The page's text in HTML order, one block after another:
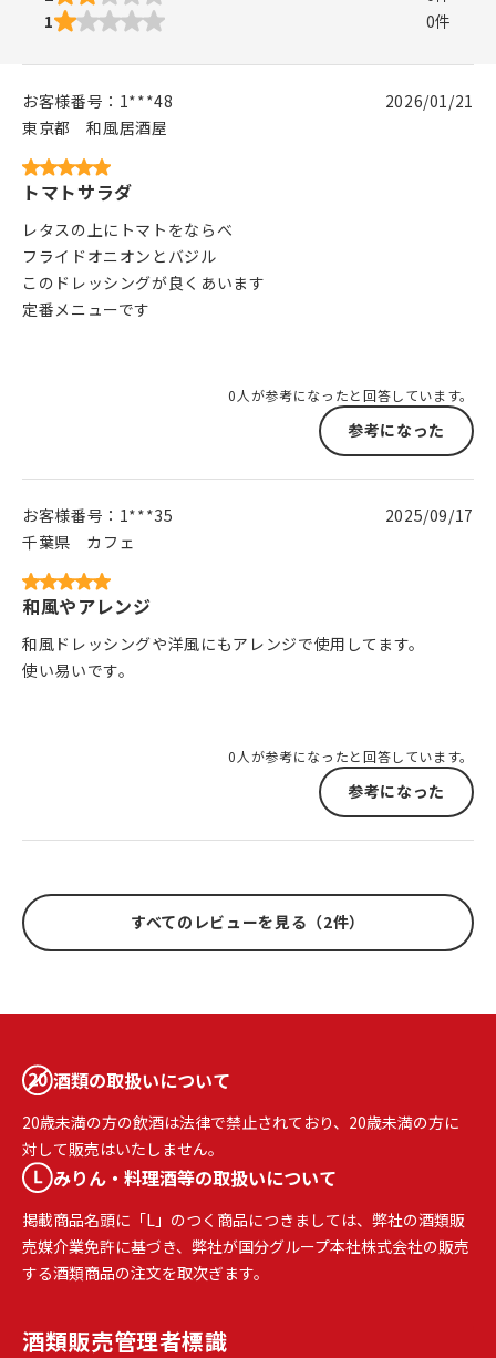
1
0件
お客様番号： 1***48
東京都
和風居酒屋
2026/01/21
トマトサラダ
レタスの上にトマトをならべ
フライドオニオンとバジル
このドレッシングが良くあいます
定番メニューです
0人が参考になったと回答しています。
参考になった
お客様番号： 1***35
千葉県
カフェ
2025/09/17
和風やアレンジ
和風ドレッシングや洋風にもアレンジで使用してます。
使い易いです。
0人が参考になったと回答しています。
参考になった
すべてのレビューを見る（2件）
酒類の取扱いについて
20歳未満の方の飲酒は法律で禁止されており、20歳未満の方に
対して販売はいたしません。
みりん・料理酒等の取扱いについて
掲載商品名頭に「L」のつく商品につきましては、弊社の酒類販
売媒介業免許に基づき、弊社が国分グループ本社株式会社の販売
する酒類商品の注文を取次ぎます。
酒類販売管理者標識